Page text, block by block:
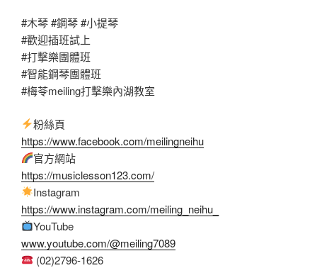
#木琴#鋼琴#小提琴
#歡迎插班試上
#打擊樂團體班
#智能鋼琴團體班
#梅苓meiling打擊樂內湖教室
粉絲頁
https://www.facebook.com/meilingneihu
官方網站
https://musiclesson123.com/
Instagram
https://www.instagram.com/meiling_neihu_
YouTube
www.youtube.com/@meiling7089
(02)2796-1626